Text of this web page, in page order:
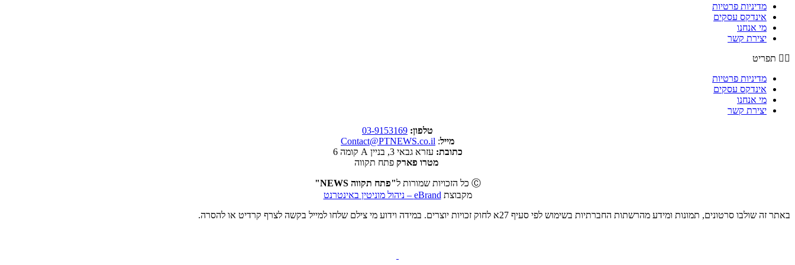
מדיניות פרטיות
אינדקס עסקים
מי אנחנו
יצירת קשר
תפריט
מדיניות פרטיות
אינדקס עסקים
מי אנחנו
יצירת קשר
טלפון: 03-9153169
מייל:
Contact@PTNEWS.co.il
כתובת: עזרא גבאי 3, בניין A קומה 6
מטרו פארק פתח תקווה
Ⓒ כל הזכויות שמורות ל
"פתח תקווה NEWS"
מקבוצת eBrand – ניהול מוניטין באינטרנט
באתר זה שולבו סרטונים, תמונות ומידע מהרשתות החברתיות בשימוש לפי סעיף 27א לחוק זכויות יוצרים. במידה וידוע מי צילם שלחו למייל בקשה לצרף קרדיט או להסרה.